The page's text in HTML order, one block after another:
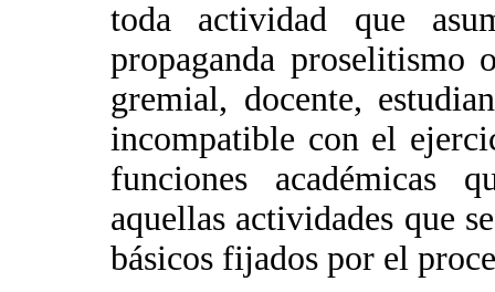
toda actividad que
propaganda
gremial, docente,
incompatible con el
funciones académicas
aquellas actividades que
básicos fijados por el